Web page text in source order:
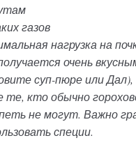
газов
нагрузка на
очень
суп-пюре или
те, кто обычно
не могут. Важно
специи.